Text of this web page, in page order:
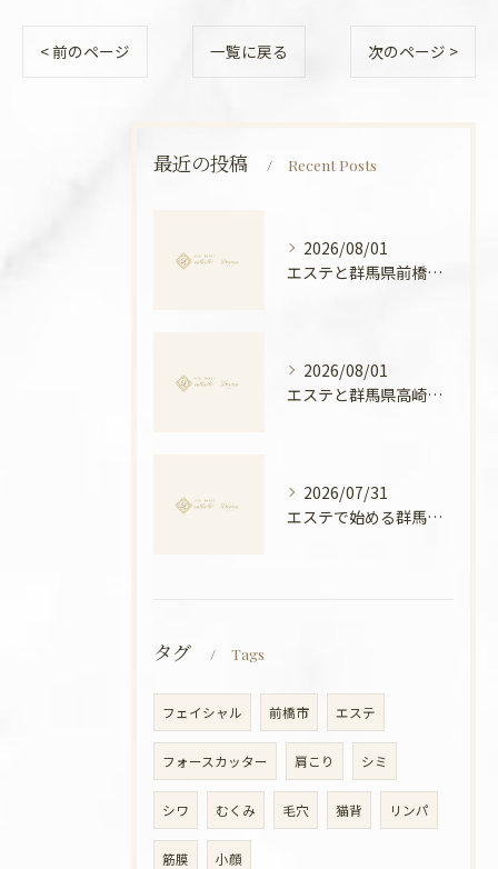
< 前のページ 一覧に戻る 次のページ >
最近の投稿 Recent Posts
2026/08/01
エステと群馬県前橋市ボディメンテナンス徹底比較と安心できる選び方ガイド
2026/08/01
エステと群馬県高崎市の骨盤ケアで叶える産後ケアと美姿勢の新常識
2026/07/31
エステで始める群馬県高崎市の温活美容と冷え対策徹底ガイド
タグ Tags
フェイシャル 前橋市 エステ
フォースカッター 肩こり シミ
シワ むくみ 毛穴 猫背 リンパ
筋膜 小顔